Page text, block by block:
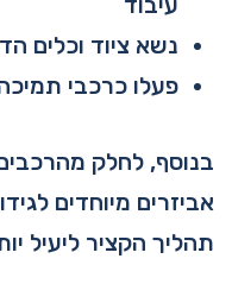
נשא ציוד וכלים
פעלו כרכבי
בנוסף, לחלק
אביזרים מיוחדים
תהליך הקציר ליעיל